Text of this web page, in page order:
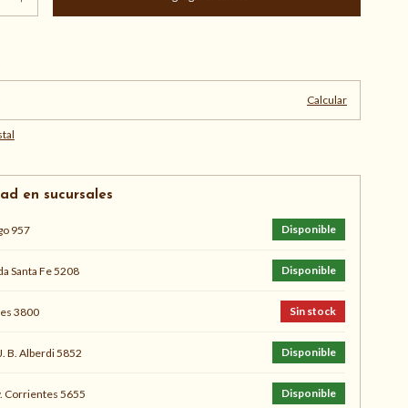
Calcular
en sucursales
957 Disponible
Santa Fe 5208 Disponible
3800 Sin stock
B. Alberdi 5852 Disponible
Corrientes 5655 Disponible